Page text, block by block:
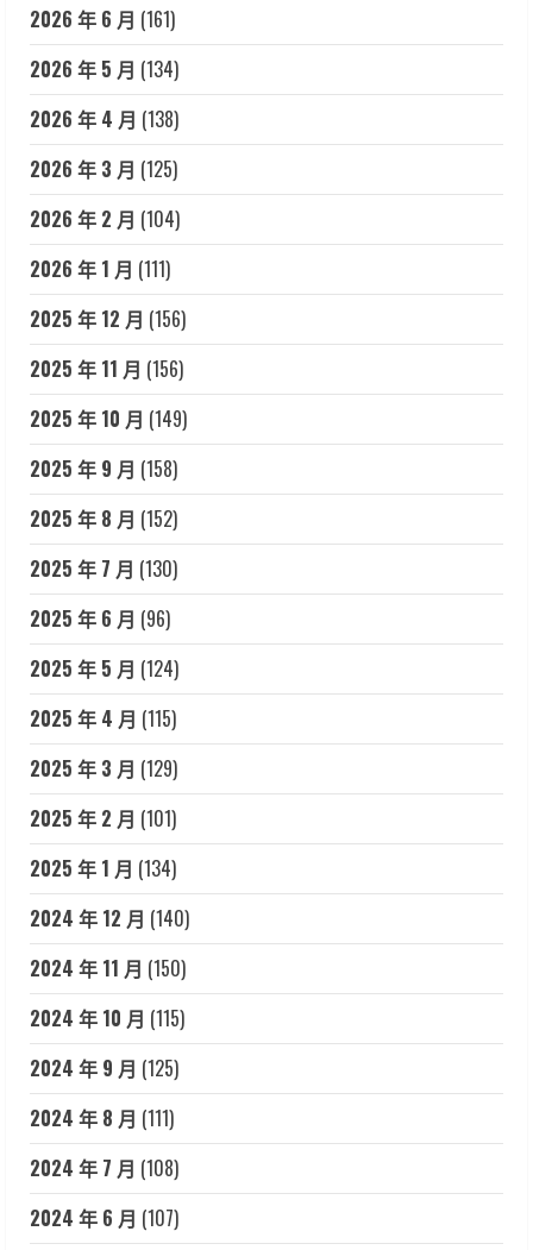
2026 年 6 月 (161)
2026 年 5 月 (134)
2026 年 4 月 (138)
2026 年 3 月 (125)
2026 年 2 月 (104)
2026 年 1 月 (111)
2025 年 12 月 (156)
2025 年 11 月 (156)
2025 年 10 月 (149)
2025 年 9 月 (158)
2025 年 8 月 (152)
2025 年 7 月 (130)
2025 年 6 月 (96)
2025 年 5 月 (124)
2025 年 4 月 (115)
2025 年 3 月 (129)
2025 年 2 月 (101)
2025 年 1 月 (134)
2024 年 12 月 (140)
2024 年 11 月 (150)
2024 年 10 月 (115)
2024 年 9 月 (125)
2024 年 8 月 (111)
2024 年 7 月 (108)
2024 年 6 月 (107)